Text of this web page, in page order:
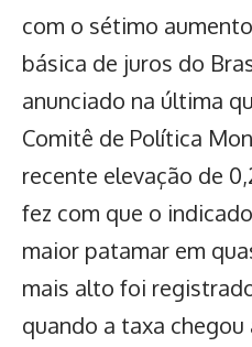
com o sétimo
básica de juros do
anunciado na última
Comitê de Política
recente elevação de
fez com que o
maior patamar em
mais alto foi
quando a taxa chegou